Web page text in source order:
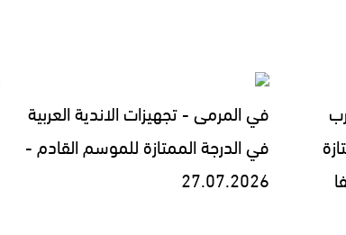
في المرمى - تجهيزات الاندية العربية
في الدرجة الممتازة للموسم القادم -
27.07.2026